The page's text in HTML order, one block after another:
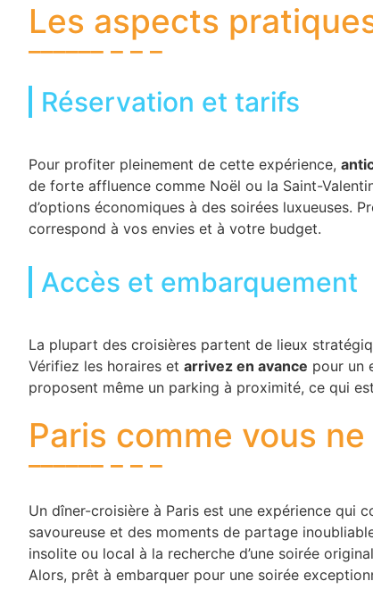
Les aspects
Réservation et tarifs
Pour profiter pleinement de cette expérience,
de forte affluence comme Noël ou la Saint-
d’options économiques à des soirées luxueuses.
correspond à vos envies et à votre budget.
Accès et embarquement
La plupart des croisières partent de lieux
Vérifiez les horaires et arrivez en avance pour un
proposent même un parking à proximité, ce qui
Paris comme vous ne
Un dîner-croisière à Paris est une expérience qui
savoureuse et des moments de partage
insolite ou local à la recherche d’une soirée
Alors, prêt à embarquer pour une soirée